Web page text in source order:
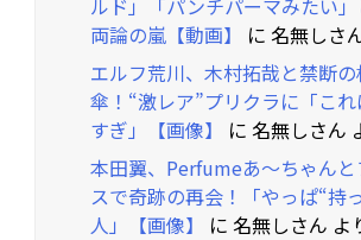
両論の嵐【動画】
に 名無しさ
エルフ荒川、木村拓哉と禁断
傘！“激レア”プリクラに「こ
すぎ」【画像】
に 名無しさん
本田翼、Perfumeあ～ちゃんと
スで奇跡の再会！「やっぱ“持
人」【画像】
に 名無しさん よ